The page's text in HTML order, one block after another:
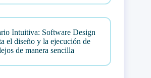
Intuitiva: Software Design
el diseño y la ejecución de
de manera sencilla